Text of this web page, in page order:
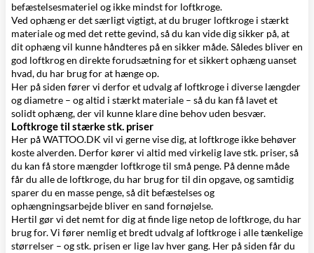
befæstelsesmateriel og ikke mindst for loftkroge.
Ved ophæng er det særligt vigtigt, at du bruger loftkroge i stærkt
materiale og med det rette gevind, så du kan vide dig sikker på, at
dit ophæng vil kunne håndteres på en sikker måde. Således bliver en
god loftkrog en direkte forudsætning for et sikkert ophæng uanset
hvad, du har brug for at hænge op.
Her på siden fører vi derfor et udvalg af loftkroge i diverse længder
og diametre – og altid i stærkt materiale – så du kan få lavet et
solidt ophæng, der vil kunne klare dine behov uden besvær.
Loftkroge til stærke stk. priser
Her på WATTOO.DK vil vi gerne vise dig, at loftkroge ikke behøver
koste alverden. Derfor kører vi altid med virkelig lave stk. priser, så
du kan få store mængder loftkroge til små penge. På denne måde
får du alle de loftkroge, du har brug for til din opgave, og samtidig
sparer du en masse penge, så dit befæstelses og
ophængningsarbejde bliver en sand fornøjelse.
Hertil gør vi det nemt for dig at finde lige netop de loftkroge, du har
brug for. Vi fører nemlig et bredt udvalg af loftkroge i alle tænkelige
størrelser – og stk. prisen er lige lav hver gang. Her på siden får du